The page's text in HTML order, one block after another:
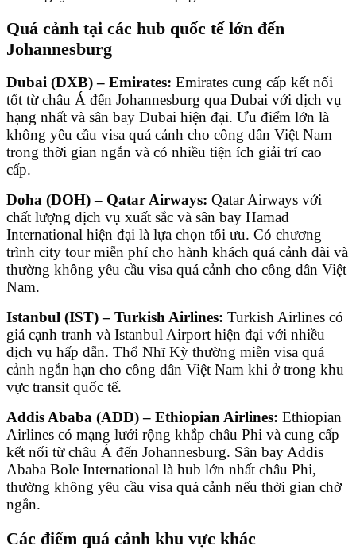
Quá cảnh tại các hub quốc tế lớn đến
Johannesburg
Dubai (DXB) – Emirates: Emirates cung cấp kết nối
tốt từ châu Á đến Johannesburg qua Dubai với dịch vụ
hạng nhất và sân bay Dubai hiện đại. Ưu điểm lớn là
không yêu cầu visa quá cảnh cho công dân Việt Nam
trong thời gian ngắn và có nhiều tiện ích giải trí cao
cấp.
Doha (DOH) – Qatar Airways: Qatar Airways với
chất lượng dịch vụ xuất sắc và sân bay Hamad
International hiện đại là lựa chọn tối ưu. Có chương
trình city tour miễn phí cho hành khách quá cảnh dài và
thường không yêu cầu visa quá cảnh cho công dân Việt
Nam.
Istanbul (IST) – Turkish Airlines: Turkish Airlines có
giá cạnh tranh và Istanbul Airport hiện đại với nhiều
dịch vụ hấp dẫn. Thổ Nhĩ Kỳ thường miễn visa quá
cảnh ngắn hạn cho công dân Việt Nam khi ở trong khu
vực transit quốc tế.
Addis Ababa (ADD) – Ethiopian Airlines: Ethiopian
Airlines có mạng lưới rộng khắp châu Phi và cung cấp
kết nối từ châu Á đến Johannesburg. Sân bay Addis
Ababa Bole International là hub lớn nhất châu Phi,
thường không yêu cầu visa quá cảnh nếu thời gian chờ
ngắn.
Các điểm quá cảnh khu vực khác